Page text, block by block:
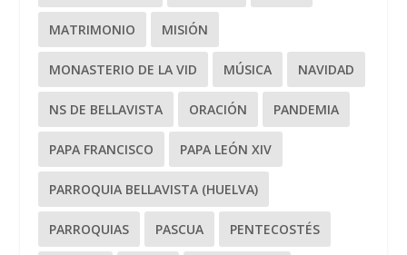
MATRIMONIO MISIÓN
MONASTERIO DE LA VID MÚSICA NAVIDAD
NS DE BELLAVISTA ORACIÓN PANDEMIA
PAPA FRANCISCO PAPA LEÓN XIV
PARROQUIA BELLAVISTA (HUELVA)
PARROQUIAS PASCUA PENTECOSTÉS